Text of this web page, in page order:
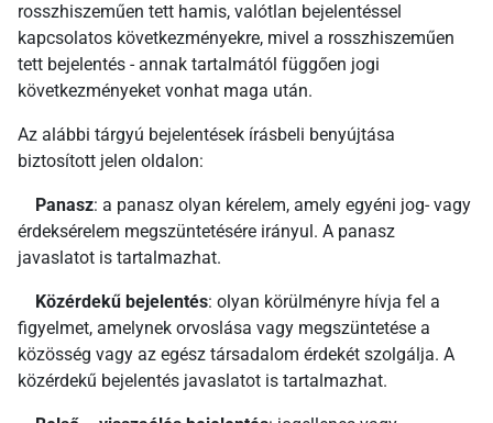
rosszhiszeműen tett hamis, valótlan bejelentéssel
kapcsolatos következményekre, mivel a rosszhiszeműen
tett bejelentés - annak tartalmától függően jogi
következményeket vonhat maga után.
Az alábbi tárgyú bejelentések írásbeli benyújtása
biztosított jelen oldalon:
Panasz: a panasz olyan kérelem, amely egyéni jog- vagy
érdeksérelem megszüntetésére irányul. A panasz
javaslatot is tartalmazhat.
Közérdekű bejelentés: olyan körülményre hívja fel a
figyelmet, amelynek orvoslása vagy megszüntetése a
közösség vagy az egész társadalom érdekét szolgálja. A
közérdekű bejelentés javaslatot is tartalmazhat.